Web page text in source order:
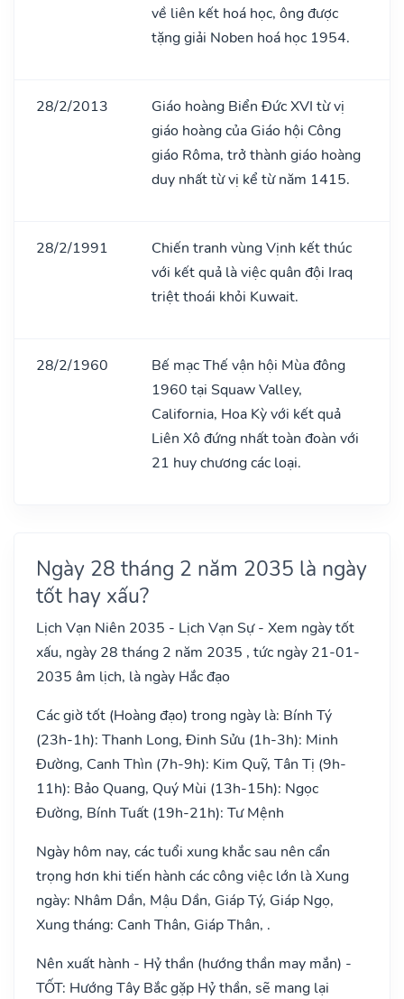
về liên kết hoá học, ông được
tặng giải Noben hoá học 1954.
28/2/2013
Giáo hoàng Biển Đức XVI từ vị
giáo hoàng của Giáo hội Công
giáo Rôma, trở thành giáo hoàng
duy nhất từ vị kể từ năm 1415.
28/2/1991
Chiến tranh vùng Vịnh kết thúc
với kết quả là việc quân đội Iraq
triệt thoái khỏi Kuwait.
28/2/1960
Bế mạc Thế vận hội Mùa đông
1960 tại Squaw Valley,
California, Hoa Kỳ với kết quả
Liên Xô đứng nhất toàn đoàn với
21 huy chương các loại.
Ngày 28 tháng 2 năm 2035 là ngày
tốt hay xấu?
Lịch Vạn Niên 2035 - Lịch Vạn Sự - Xem ngày tốt
xấu, ngày 28 tháng 2 năm 2035 , tức ngày 21-01-
2035 âm lịch, là ngày Hắc đạo
Các giờ tốt (Hoàng đạo) trong ngày là: Bính Tý
(23h-1h): Thanh Long, Đinh Sửu (1h-3h): Minh
Đường, Canh Thìn (7h-9h): Kim Quỹ, Tân Tị (9h-
11h): Bảo Quang, Quý Mùi (13h-15h): Ngọc
Đường, Bính Tuất (19h-21h): Tư Mệnh
Ngày hôm nay, các tuổi xung khắc sau nên cẩn
trọng hơn khi tiến hành các công việc lớn là Xung
ngày: Nhâm Dần, Mậu Dần, Giáp Tý, Giáp Ngọ,
Xung tháng: Canh Thân, Giáp Thân, .
Nên xuất hành - Hỷ thần (hướng thần may mắn) -
TỐT: Hướng Tây Bắc gặp Hỷ thần, sẽ mang lại